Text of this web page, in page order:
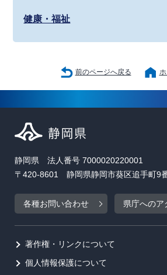
健康・福祉
前のページへ戻る
静岡県 法人番号 7000020220001
〒420-8601 静岡県静岡市葵区追手町9
各種お問い合わせ 県庁へのア
著作権・リンクについて
個人情報保護について